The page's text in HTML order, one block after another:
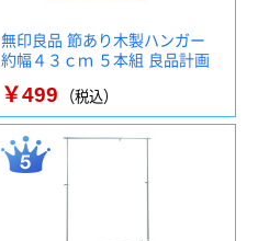
無印良品 節あり木製ハンガー
約幅４３ｃｍ ５本組 良品計画
￥499 （税込）